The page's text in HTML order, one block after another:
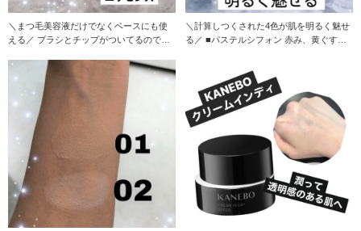
＼まつ毛美容液だけでなくベースにも使
える／ ブラシとチップがついてるので、
＼計算しつくされた4色が肌を明るく魅せ
る／ ■パステルシフォン 赤み、黄ぐすみ